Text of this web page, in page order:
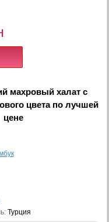
махровый халат с
цветапо лучшей
цене
Турция